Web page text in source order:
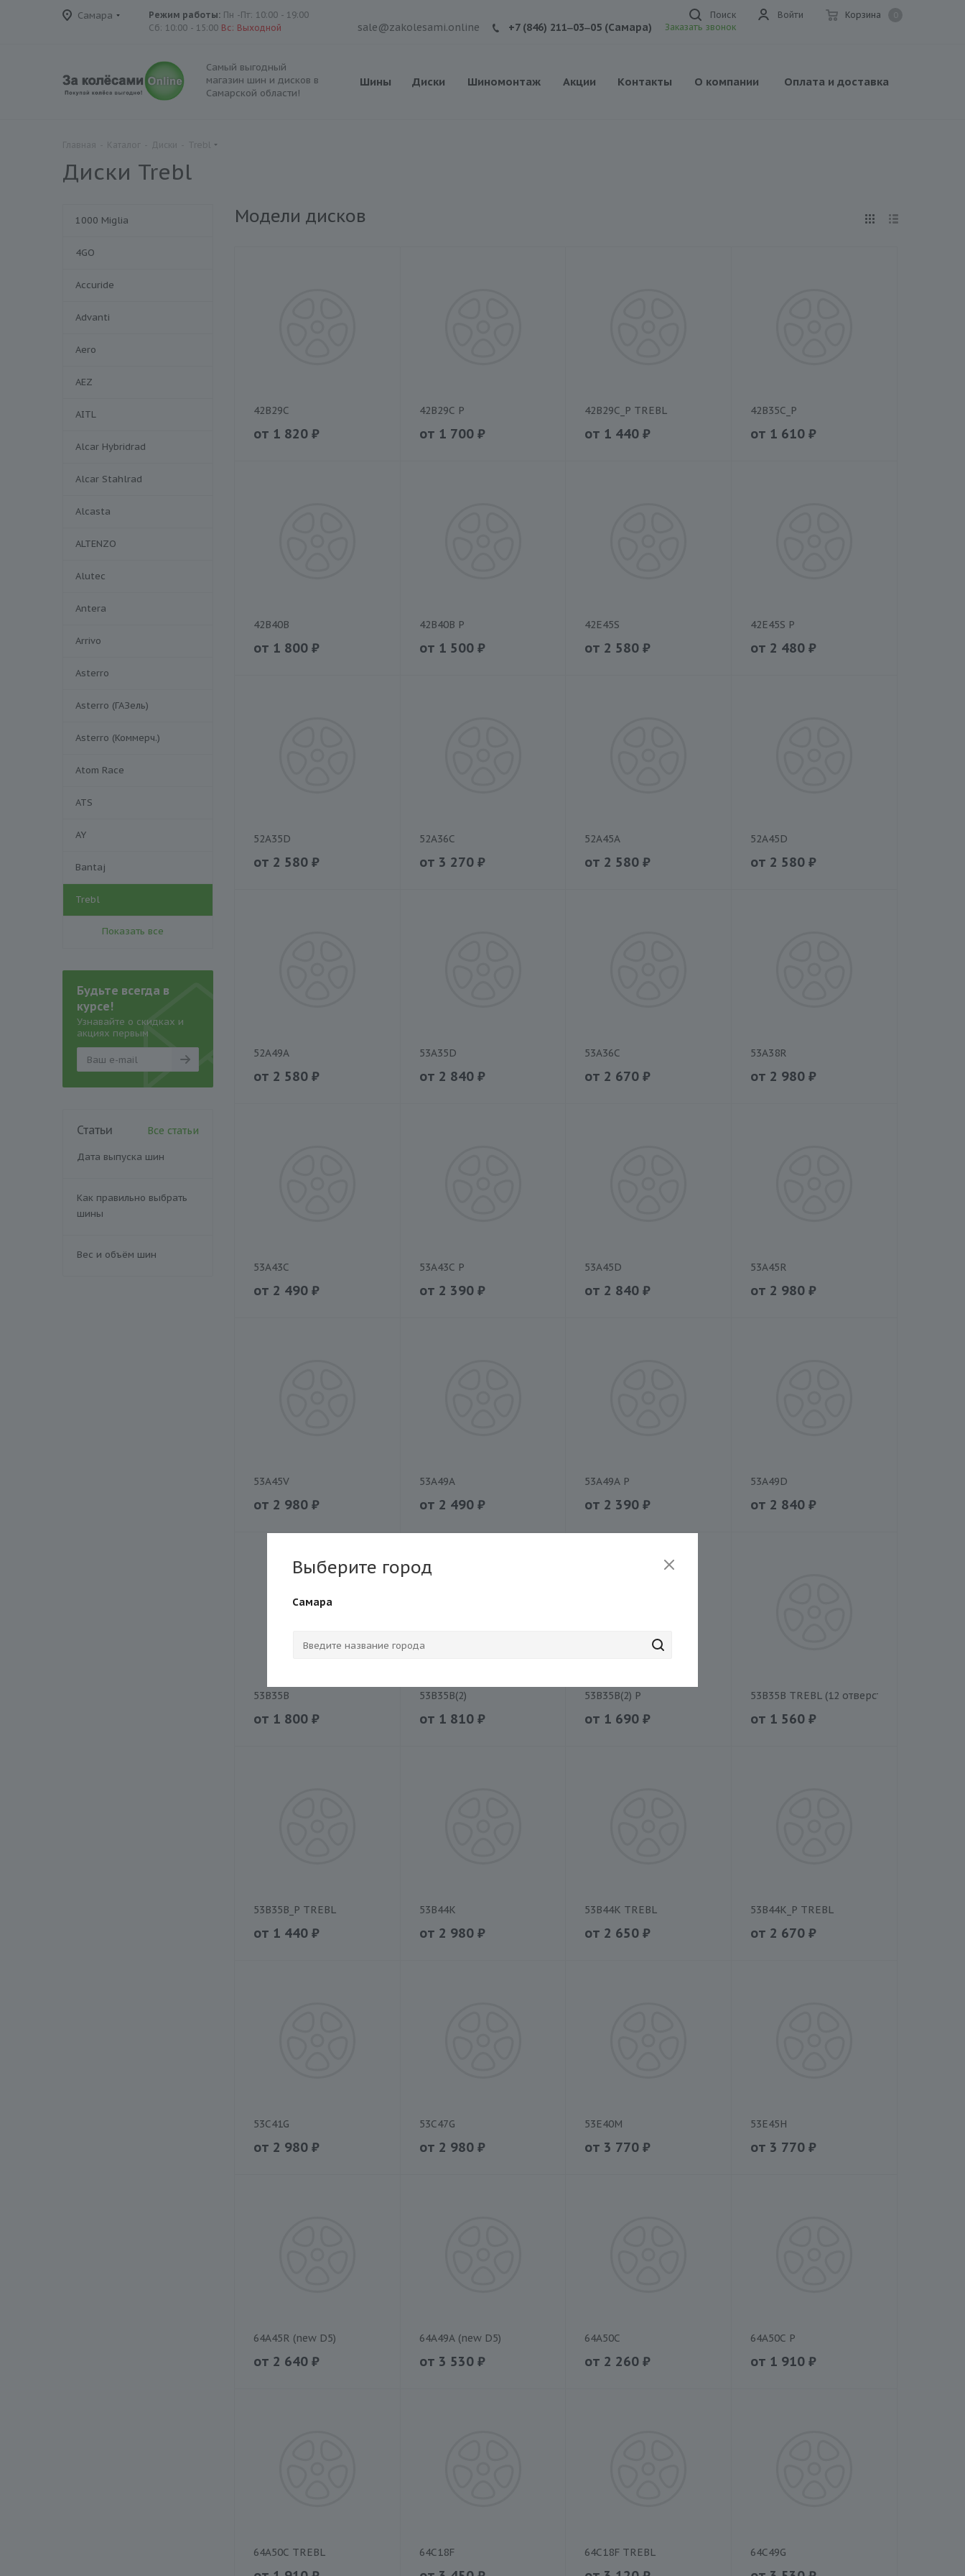
Самара Корзина
Войти
Режим работы: Пн -Пт: 10:00 - 19:00
Сб: 10:00 - 15:00 Вс: Выходной
Поиск
sale@zakolesami.online +7 (846) 211‒03‒05 (Самара) Заказать звонок
Самый выгодный
магазин шин и дисков в
Самарской области!
Шины Диски Шиномонтаж Акции Контакты О компании Оплата и доставка
Диски Trebl
Модели дисков
42B29C
от 1 820 ₽
42B29C P
от 1 700₽
42B29C_P TREBL
от 1 440 ₽
42B35C_P
от 1 610₽
42B40B
от 1 800 ₽
42B40B P
от 1 500₽
42E45S
от 2 580 ₽
42E45S P
от 2 480₽
52A35D
от 2 580 ₽
52A36C
от 3 270₽
52A45A
от 2 580 ₽
52A45D
от 2 580₽
52A49A
от 2 580 ₽
53A35D
от 2 840₽
53A36C
от 2 670 ₽
53A38R
от 2 980₽
53A43C
от 2 490 ₽
53A43C P
от 2 390₽
53A45D
от 2 840 ₽
53A45R
от 2 980₽
53A45V
от 2 980 ₽
53A49A
от 2 490₽
53A49A P
от 2 390 ₽
53A49D
от 2 840₽
53B35B
от 1 800 ₽
53B35B(2)
от 1 810₽
53B35B(2) P
от 1 690 ₽
53B35B TREBL (12 отверстий)
от 1 560₽
53B35B_P TREBL
от 1 440 ₽
53B44K
от 2 980₽
53B44K TREBL
от 2 650 ₽
53B44K_P TREBL
от 2 670₽
53C41G
от 2 980 ₽
53C47G
от 2 980₽
53E40M
от 3 770 ₽
53E45H
от 3 770₽
64A45R (new D5)
от 2 640 ₽
64A49A (new D5)
от 3 530₽
64A50C
от 2 260 ₽
64A50C P
от 1 910₽
64A50C TREBL 64C18F 64C18F TREBL 64C49G
1000 Miglia
4GO
Accuride
Advanti
Aero
AEZ
AITL
Alcar Hybridrad
Alcar Stahlrad
Alcasta
ALTENZO
Alutec
Antera
Arrivo
Asterro
Asterro (ГАЗель)
Asterro (Коммерч.)
Atom Race
ATS
AY
Bantaj
Trebl
Показать все
Будьте всегда в
курсе!
Узнавайте о скидках и
акциях первым
Статьи Все статьи
Дата выпуска шин
Как правильно выбрать
шины
Вес и объём шин
Выберите город
Самара